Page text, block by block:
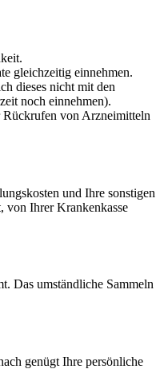
gleichzeitig einnehmen.
dieses nicht mit den
noch einnehmen).
von Arzneimitteln
und Ihre sonstigen
von Ihrer Krankenkasse
Das umständliche Sammeln
genügt Ihre persönliche